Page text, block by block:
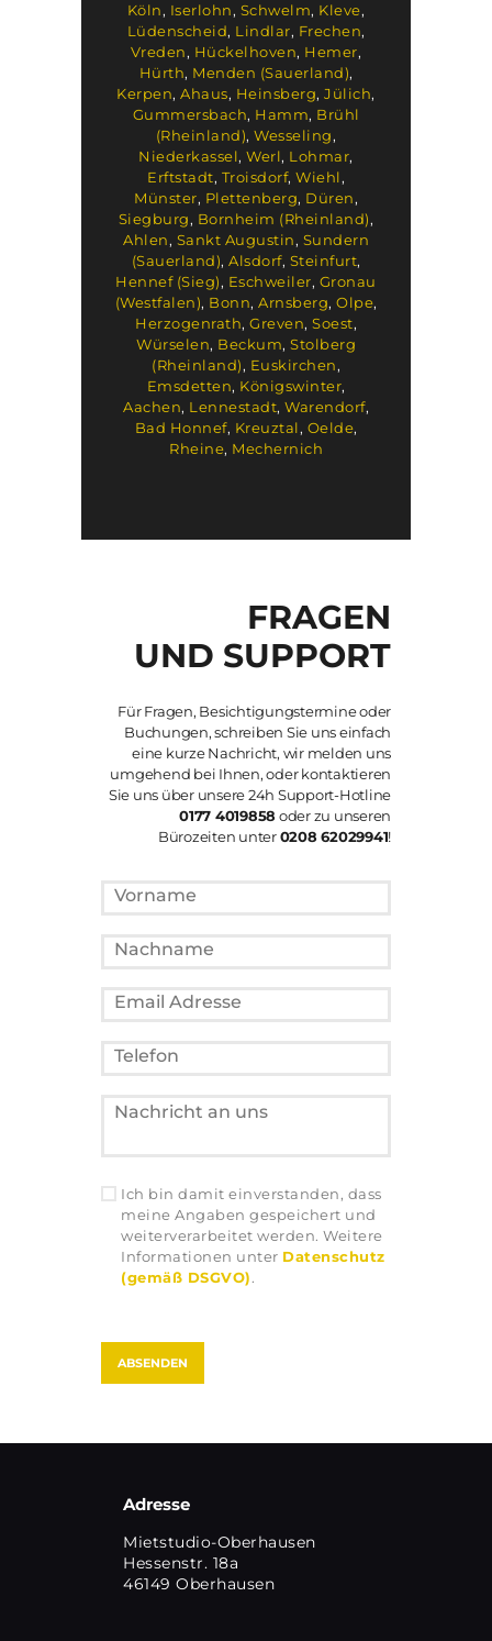
Köln, Iserlohn, Schwelm, Kleve,
Lüdenscheid, Lindlar, Frechen,
Vreden, Hückelhoven, Hemer,
Hürth, Menden (Sauerland),
Kerpen,Ahaus, Heinsberg,Jülich,
Gummersbach, Hamm, Brühl
(Rheinland),Wesseling,
Niederkassel,Werl, Lohmar,
Erftstadt, Troisdorf, Wiehl,
Münster, Plettenberg, Düren,
Siegburg, Bornheim (Rheinland),
Ahlen, Sankt Augustin, Sundern
(Sauerland), Alsdorf, Steinfurt,
Hennef (Sieg), Eschweiler, Gronau
(Westfalen), Bonn, Arnsberg, Olpe,
Herzogenrath, Greven, Soest,
Würselen, Beckum, Stolberg
(Rheinland), Euskirchen,
Emsdetten, Königswinter,
Aachen, Lennestadt, Warendorf,
Bad Honnef, Kreuztal, Oelde,
Rheine, Mechernich
FRAGEN
UND SUPPORT
Für Fragen, Besichtigungstermine oder
Buchungen, schreiben Sie uns einfach
eine kurze Nachricht, wir melden uns
umgehend bei Ihnen, oder kontaktieren
Sie uns über unsere 24h Support-Hotline
0177 4019858 oder zu unseren
Bürozeiten unter0208 62029941!
Ich bin damit einverstanden, dass
meine Angaben gespeichert und
weiterverarbeitet werden. Weitere
Informationen unter Datenschutz
(gemäß DSGVO).
Adresse
Mietstudio-Oberhausen
Hessenstr. 18a
46149 Oberhausen